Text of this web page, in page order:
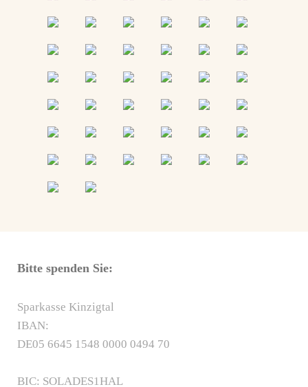
Bitte spenden Sie:
Sparkasse Kinzigtal
IBAN:
DE05 6645 1548 0000 0494 70
BIC: SOLADES1HAL